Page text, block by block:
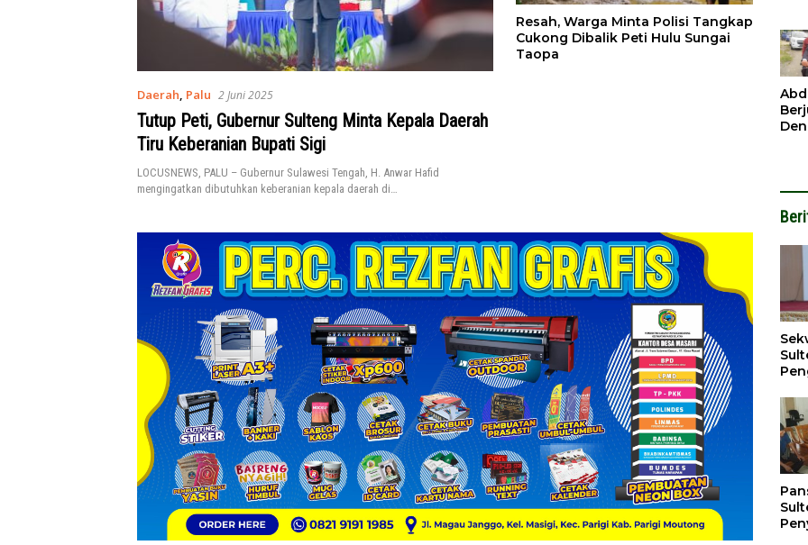
Daerah, Palu 2 Juni 2025
Tutup Peti, Gubernur Sulteng Minta Kepala Daerah
Tiru Keberanian Bupati Sigi
LOCUSNEWS, PALU – Gubernur Sulawesi Tengah, H. Anwar Hafid
mengingatkan dibutuhkan keberanian kepala daerah di…
Resah, Warga Minta Polisi Tangkap
Cukong Dibalik Peti Hulu Sungai
Taopa